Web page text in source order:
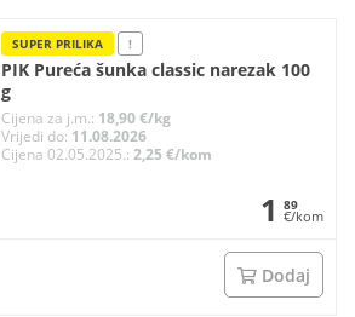
SUPER PRILIKA !
PIK Pureća šunka classic narezak 100
g
Cijena za j.m.: 18,90 €/kg
Vrijedi do: 11.08.2026
Cijena 02.05.2025.: 2,25 €/kom
1 89
€/kom
Dodaj